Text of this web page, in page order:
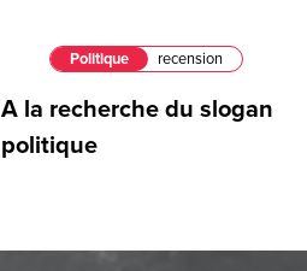
Politique recension
A la recherche du slogan
politique